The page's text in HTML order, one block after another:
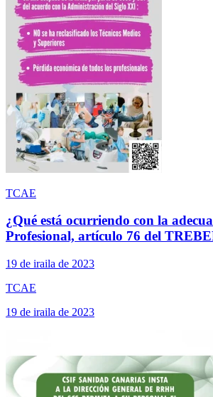
TCAE
¿Qué está ocurriendo con la
Profesional, artículo 76 del
19 de iraila de 2023
TCAE
19 de iraila de 2023